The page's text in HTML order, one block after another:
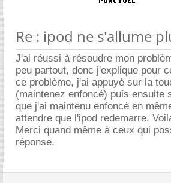
Re : ipod ne s'allume
J'ai réussi à résoudre mon
peu partout, donc j'explique pour
ce problème, j'ai appuyé sur la
(maintenez enfoncé) puis ensuite
que j'ai maintenu enfoncé en
attendre que l'ipod redemarre.
Merci quand même à ceux qui
réponse.